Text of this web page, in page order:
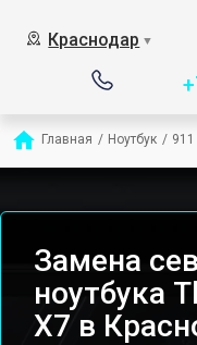
Краснодар ▼
Главная / Ноутбук / 911
Замена
ноутбука
X7 в